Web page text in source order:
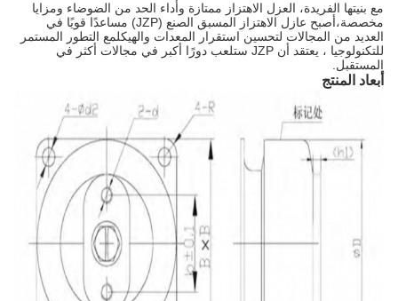
مع بنيتها الفريدة، العزل الاهتزاز ممتازة وأداء الحد من الضوضاء ومزايا
مخصصة،أصبح عازل الاهتزاز المسبق الصنع (JZP) مساعدًا قويًا في
العديد من المجالات لتحسين استقرار المعدات والهيكلمع التطور المستمر
للتكنولوجيا ، يعتقد أن JZP ستلعب دورًا أكبر في مجالات أكثر في
المستقبل.
أبعاد المنتج